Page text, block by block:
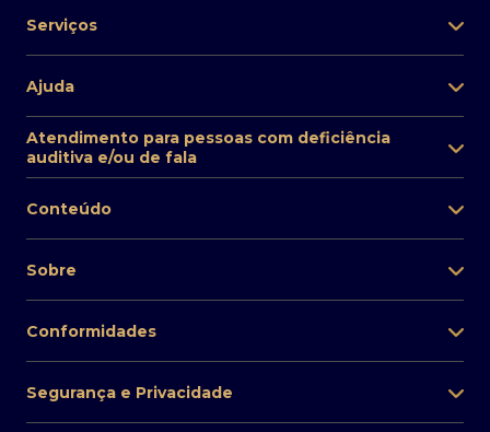
Serviços
Ajuda
Atendimento para pessoas com deficiência
auditiva e/ou de fala
Conteúdo
Sobre
Conformidades
Segurança e Privacidade